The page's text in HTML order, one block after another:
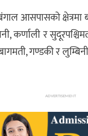
आसपासको
कर्णाली र
गण्डकी र
ADVERTISEMENT